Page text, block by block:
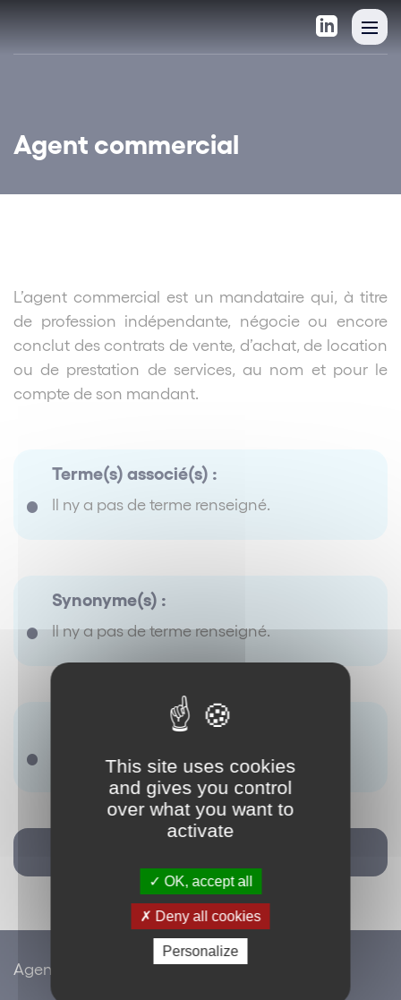
Agent commercial
L’agent commercial est un mandataire qui, à titre
de profession indépendante, négocie ou encore
conclut des contrats de vente, d’achat, de location
ou de prestation de services, au nom et pour le
compte de son mandant.
Terme(s) associé(s) :
Il ny a pas de terme renseigné.
Synonyme(s) :
Il ny a pas de terme renseigné.
Il ny a pas de terme renseigné.
Agenda / évènements
This site uses cookies
and gives you control
over what you want to
activate
OK, accept all
Deny all cookies
Personalize